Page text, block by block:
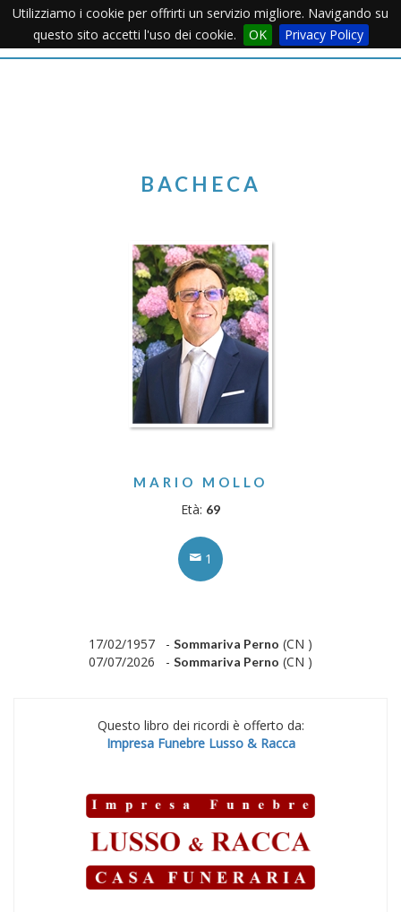
Utilizziamo i cookie per offrirti un servizio migliore. Navigando su
questo sito accetti l'uso dei cookie.
OK Privacy PolicyMenu
BACHECA
MARIO MOLLO
Età: 69
1
17/02/1957 - Sommariva Perno (CN )
07/07/2026 - Sommariva Perno (CN )
Questo libro dei ricordi è offerto da:
Impresa Funebre Lusso & Racca